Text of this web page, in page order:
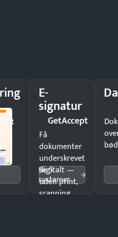
E-
signatur
GetAccept
Få
dokumenter
underskrevet
digitalt —
uden print,
scanning
Se 5
systemer